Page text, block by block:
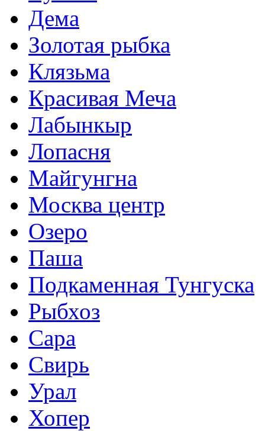
Дема
Золотая рыбка
Клязьма
Красивая Меча
Лабынкыр
Лопасня
Майгунгна
Москва центр
Озеро
Паша
Подкаменная Тунгуска
Рыбхоз
Сара
Свирь
Урал
Хопер